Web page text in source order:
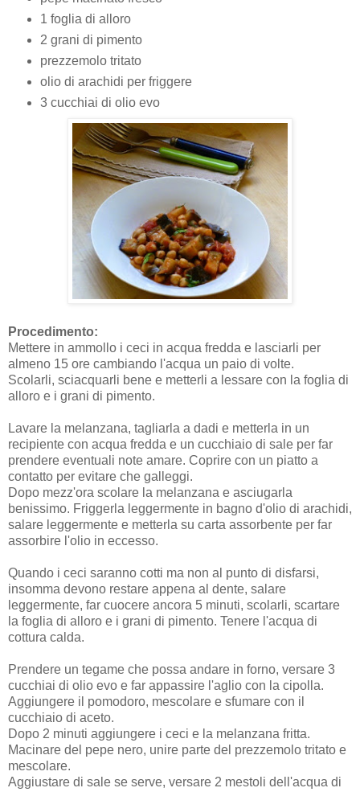
1 foglia di alloro
2 grani di pimento
prezzemolo tritato
olio di arachidi per friggere
3 cucchiai di olio evo
Procedimento:
Mettere in ammollo i ceci in acqua fredda e lasciarli per
almeno 15 ore cambiando l'acqua un paio di volte.
Scolarli, sciacquarli bene e metterli a lessare con la foglia di
alloro e i grani di pimento.
Lavare la melanzana, tagliarla a dadi e metterla in un
recipiente con acqua fredda e un cucchiaio di sale per far
prendere eventuali note amare. Coprire con un piatto a
contatto per evitare che galleggi.
Dopo mezz'ora scolare la melanzana e asciugarla
benissimo. Friggerla leggermente in bagno d'olio di arachidi,
salare leggermente e metterla su carta assorbente per far
assorbire l'olio in eccesso.
Quando i ceci saranno cotti ma non al punto di disfarsi,
insomma devono restare appena al dente, salare
leggermente, far cuocere ancora 5 minuti, scolarli, scartare
la foglia di alloro e i grani di pimento. Tenere l'acqua di
cottura calda.
Prendere un tegame che possa andare in forno, versare 3
cucchiai di olio evo e far appassire l'aglio con la cipolla.
Aggiungere il pomodoro, mescolare e sfumare con il
cucchiaio di aceto.
Dopo 2 minuti aggiungere i ceci e la melanzana fritta.
Macinare del pepe nero, unire parte del prezzemolo tritato e
mescolare.
Aggiustare di sale se serve, versare 2 mestoli dell'acqua di